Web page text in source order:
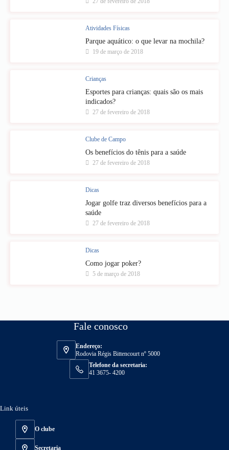
Atividades Físicas
Parque aquático: o que levar na mochila?
19 de março de 2018
Crianças
Esportes para crianças: quais são os mais
indicados?
27 de fevereiro de 2018
Clube de Campo
Os benefícios do tênis para a saúde
27 de fevereiro de 2018
Dicas
Jogar golfe traz diversos benefícios para a
saúde
27 de fevereiro de 2018
Dicas
Como jogar poker?
5 de março de 2018
Fale conosco
Endereço:
Rodovia Régis Bittencourt nº 5000
Telefone da secretaria:
41 3675- 4200
Link úteis
O clube
Secretaria